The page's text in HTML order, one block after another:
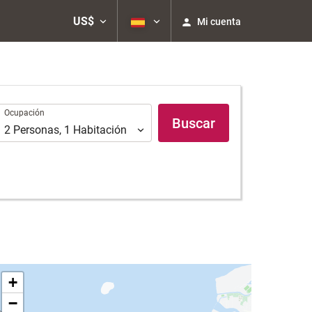
US$ Mi cuenta
Ocupación
Ocupación
2 Personas, 1 Habitación Buscar
+
−